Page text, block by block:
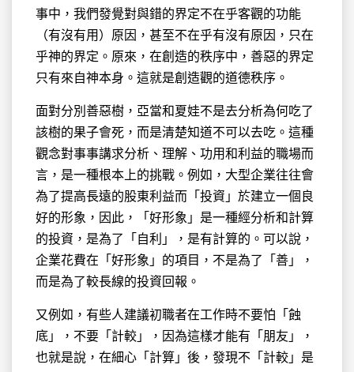
事中，我們發覺對與錯的界定不在乎客觀的功能
（有沒有用）原因，甚至不在乎有沒有原因，只在
乎神的界定。原來，在創造的秩序中，善惡的界定
只有來自神本身。這就是創造觀的道德秩序。
面對分別善惡樹，亞當和夏娃不是去分析為何吃了
該樹的果子會死，而是清楚知道不可以去吃。這種
觀念對事事講求分析、理解、功用和利益的職場而
言，是一種根本上的挑戰。例如，大型企業往往會
為了提高長遠的股東利益而「投資」於建立一個良
好的形象，因此，「好形象」是一種經分析和計算
的投資，是為了「自利」，是有計算的。可以說，
企業花費在「好形象」的項目，不是為了「善」，
而是為了較長線的投資回報。
又例如，有些人建議初職者在工作時不要怕「蝕
底」，不要「計較」，因為這樣才能有「朋友」，
也就是說，在細心「計算」後，發現不「計較」是